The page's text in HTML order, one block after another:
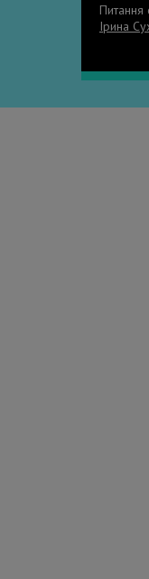
Питання
Ірина